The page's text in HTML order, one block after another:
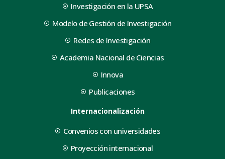
Investigación en la UPSA
Modelo de Gestión de Investigación
Redes de Investigación
Academia Nacional de Ciencias
Innova
Publicaciones
Internacionalización
Convenios con universidades
Proyección internacional